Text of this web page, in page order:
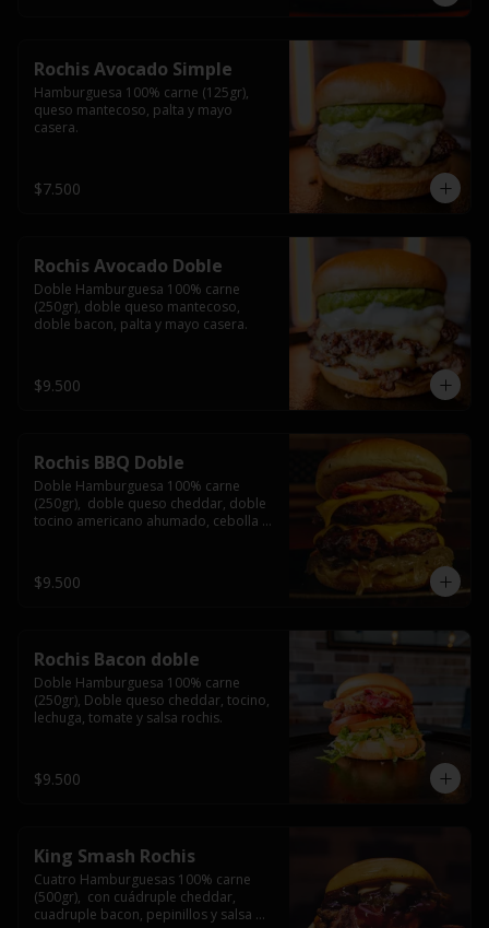
Rochis Avocado Simple
Hamburguesa 100% carne (125gr),
queso mantecoso, palta y mayo
casera.
$7.500
Rochis Avocado Doble
Doble Hamburguesa 100% carne
(250gr), doble queso mantecoso,
doble bacon, palta y mayo casera.
$9.500
Rochis BBQ Doble
Doble Hamburguesa 100% carne
(250gr),  doble queso cheddar, doble
tocino americano ahumado, cebolla
$9.500
Rochis Bacon doble
Doble Hamburguesa 100% carne
(250gr), Doble queso cheddar, tocino,
lechuga, tomate y salsa rochis.
$9.500
King Smash Rochis
Cuatro Hamburguesas 100% carne
(500gr),  con cuádruple cheddar,
cuadruple bacon, pepinillos y salsa